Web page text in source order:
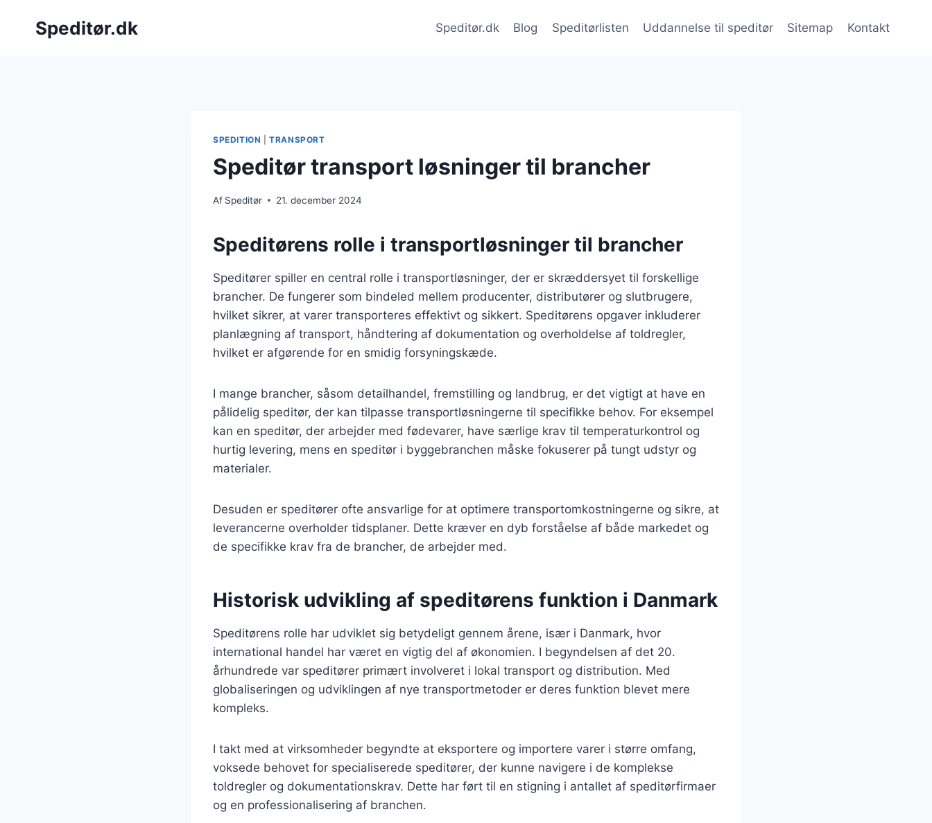
Speditør.dk Speditør.dk Blog Speditørlisten Uddannelse til speditør Sitemap Kontakt
SPEDITION |TRANSPORT
Speditør transport løsninger til brancher
Af Speditør 21. december 2024
Speditørens rolle i transportløsninger til brancher
Speditører spiller en central rolle i transportløsninger, der er skræddersyet til forskellige
brancher. De fungerer som bindeled mellem producenter, distributører og slutbrugere,
hvilket sikrer, at varer transporteres effektivt og sikkert. Speditørens opgaver inkluderer
planlægning af transport, håndtering af dokumentation og overholdelse af toldregler,
hvilket er afgørende for en smidig forsyningskæde.
I mange brancher, såsom detailhandel, fremstilling og landbrug, er det vigtigt at have en
pålidelig speditør, der kan tilpasse transportløsningerne til specifikke behov. For eksempel
kan en speditør, der arbejder med fødevarer, have særlige krav til temperaturkontrol og
hurtig levering, mens en speditør i byggebranchen måske fokuserer på tungt udstyr og
materialer.
Desuden er speditører ofte ansvarlige for at optimere transportomkostningerne og sikre, at
leverancerne overholder tidsplaner. Dette kræver en dyb forståelse af både markedet og
de specifikke krav fra de brancher, de arbejder med.
Historisk udvikling af speditørens funktion i Danmark
Speditørens rolle har udviklet sig betydeligt gennem årene, især i Danmark, hvor
international handel har været en vigtig del af økonomien. I begyndelsen af det 20.
århundrede var speditører primært involveret i lokal transport og distribution. Med
globaliseringen og udviklingen af nye transportmetoder er deres funktion blevet mere
kompleks.
I takt med at virksomheder begyndte at eksportere og importere varer i større omfang,
voksede behovet for specialiserede speditører, der kunne navigere i de komplekse
toldregler og dokumentationskrav. Dette har ført til en stigning i antallet af speditørfirmaer
og en professionalisering af branchen.